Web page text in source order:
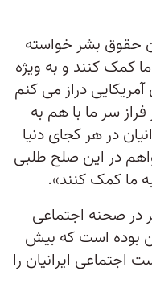
حقوق بشر خواسته
کمک کنند و به ویژه
دراز می کنم
سر ما با هم به
در هر کجای دنیا
در این صلح طلبی
ما کمک کنند».
در صحنه اجتماعی
بوده است که بیش
اجتماعی ایرانیان را